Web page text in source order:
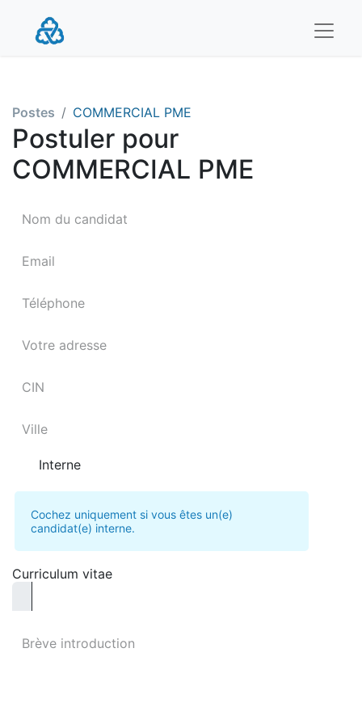
Postes COMMERCIAL PME
Postuler pour
COMMERCIAL PME
Interne
Cochez uniquement si vous êtes un(e)
candidat(e) interne.
Curriculum vitae